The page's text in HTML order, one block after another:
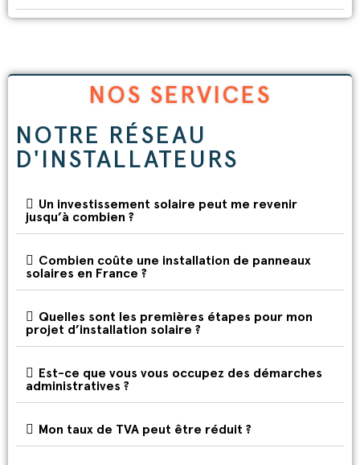
NOS SERVICES
NOTRE RÉSEAU
D'INSTALLATEURS
Un investissement solaire peut me revenir
jusqu’à combien ?
Combien coûte une installation de panneaux
solaires en France ?
Quelles sont les premières étapes pour mon
projet d’installation solaire ?
Est-ce que vous vous occupez des démarches
administratives ?
Mon taux de TVA peut être réduit ?